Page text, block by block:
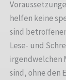
helfen keine
sind
Lese- und
irgendwelchen
sind, ohne den